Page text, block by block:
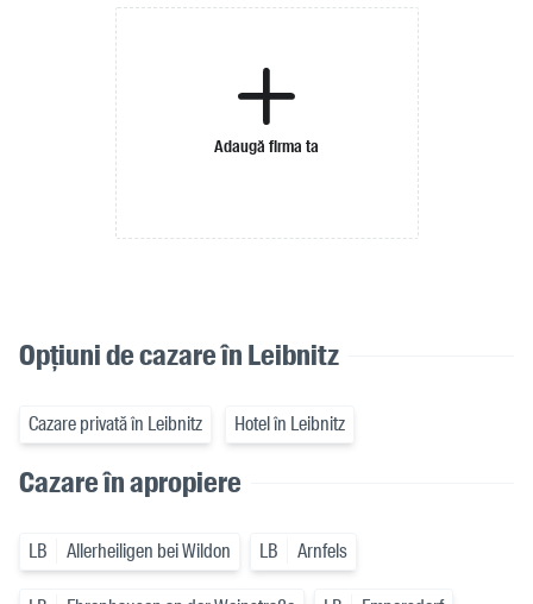
Adaugă firma ta
Opțiuni de cazare în Leibnitz
Cazare privată în Leibnitz Hotel în Leibnitz
Cazare în apropiere
LB Allerheiligen bei Wildon LB Arnfels